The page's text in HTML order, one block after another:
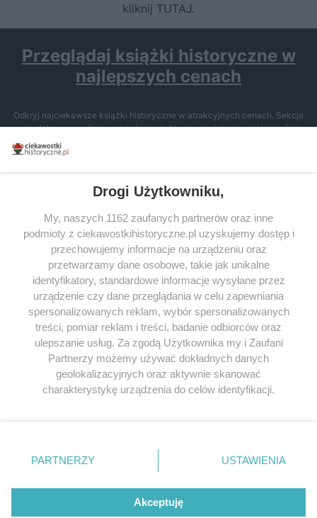
kliknij TUTAJ.
Przeglądaj książki historyczne w
najlepszych cenach
Odkryj najciekawsze książki historyczne w atrakcyjnych cenach. Sekcja
powstała we współpracy z Lubimyczytac.pl, największą społecznością
miłośników literatury w Polsce – dzięki temu możesz wybierać spośród
tytułów najwyżej ocenianych przez czytelników.
SERWIS
SPOŁECZNOŚĆ
WSPÓŁPRACA
KONTAKT
ODWIEDŹ RÓWNIEŻ:
Drogi Użytkowniku,
My, naszych 1162 zaufanych partnerów oraz inne
podmioty z ciekawostkihistoryczne.pl uzyskujemy dostęp i
przechowujemy informacje na urządzeniu oraz
przetwarzamy dane osobowe, takie jak unikalne
identyfikatory, standardowe informacje wysyłane przez
urządzenie czy dane przeglądania w celu zapewniania
spersonalizowanych reklam, wybór spersonalizowanych
treści, pomiar reklam i treści, badanie odbiorców oraz
ulepszanie usług. Za zgodą Użytkownika my i Zaufani
Partnerzy możemy używać dokładnych danych
geolokalizacyjnych oraz aktywnie skanować
charakterystykę urządzenia do celów identyfikacji.
zmienić/wycofać klikając przycisk ustawień prywatności
znajdujący się w lewym dolnym rogu strony
. Niektóre
użytkownika, ale masz prawo sprzeciwić się takiemu
przetwarzaniu. Preferencje będą miały zastosowania tylko
PARTNERZY USTAWIENIA
Akceptuję